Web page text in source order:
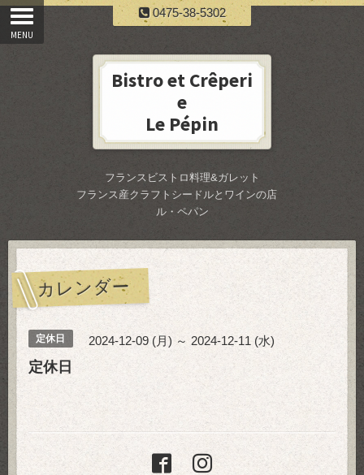
0475-38-5302
Bistro et Crêperi
e
Le Pépin
フランスビストロ料理&ガレット
フランス産クラフトシードルとワインの店
ル・ペパン
カレンダー
定休日 2024-12-09 (月) ～ 2024-12-11 (水)
定休日